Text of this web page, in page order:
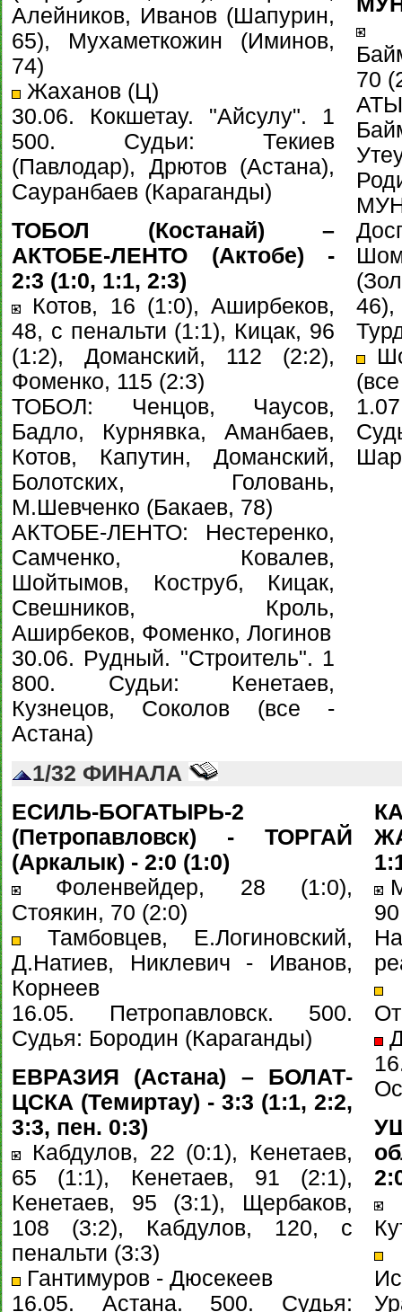
Алейников, Иванов (Шапурин,
65), Мухаметкожин (Иминов,
74)
Жаханов (Ц)
30.06. Кокшетау. "Айсулу". 1
500. Судьи: Текиев
(Павлодар), Дрютов (Астана),
Сауранбаев (Караганды)
ТОБОЛ (Костанай) –
АКТОБЕ-ЛЕНТО (Актобе) -
2:3 (1:0, 1:1, 2:3)
Котов, 16 (1:0), Аширбеков,
48, с пенальти (1:1), Кицак, 96
(1:2), Доманский, 112 (2:2),
Фоменко, 115 (2:3)
ТОБОЛ: Ченцов, Чаусов,
Бадло, Курнявка, Аманбаев,
Котов, Капутин, Доманский,
Болотских, Головань,
М.Шевченко (Бакаев, 78)
АКТОБЕ-ЛЕНТО: Нестеренко,
Самченко, Ковалев,
Шойтымов, Коструб, Кицак,
Свешников, Кроль,
Аширбеков, Фоменко, Логинов
30.06. Рудный. "Строитель". 1
800. Судьи: Кенетаев,
Кузнецов, Соколов (все -
Астана)
70
1/32 ФИНАЛА
ЕСИЛЬ-БОГАТЫРЬ-2
(Петропавловск) - ТОРГАЙ
(Аркалык) - 2:0 (1:0)
Фоленвейдер, 28 (1:0),
Стоякин, 70 (2:0)
Тамбовцев, Е.Логиновский,
Д.Натиев, Никлевич - Иванов,
Корнеев
16.05. Петропавловск. 500.
Судья: Бородин (Караганды)
ЕВРАЗИЯ (Астана) – БОЛАТ-
ЦСКА (Темиртау) - 3:3 (1:1, 2:2,
3:3, пен. 0:3)
Кабдулов, 22 (0:1), Кенетаев,
65 (1:1), Кенетаев, 91 (2:1),
Кенетаев, 95 (3:1), Щербаков,
108 (3:2), Кабдулов, 120, с
пенальти (3:3)
Гантимуров - Дюсекеев
16.05. Астана. 500. Судья: